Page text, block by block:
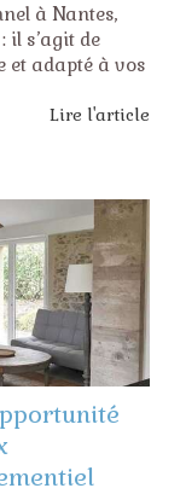
à Nantes,
il s’agit de
adapté à vos
Lire l'article